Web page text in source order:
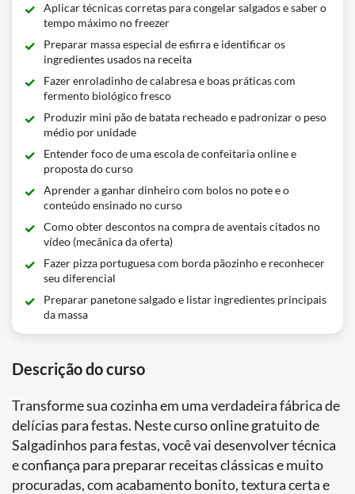
Aplicar técnicas corretas para congelar salgados e saber o
tempo máximo no freezer
Preparar massa especial de esfirra e identificar os
ingredientes usados na receita
Fazer enroladinho de calabresa e boas práticas com
fermento biológico fresco
Produzir mini pão de batata recheado e padronizar o peso
médio por unidade
Entender foco de uma escola de confeitaria online e
proposta do curso
Aprender a ganhar dinheiro com bolos no pote e o
conteúdo ensinado no curso
Como obter descontos na compra de aventais citados no
vídeo (mecânica da oferta)
Fazer pizza portuguesa com borda pãozinho e reconhecer
seu diferencial
Preparar panetone salgado e listar ingredientes principais
da massa
Descrição do curso
Transforme sua cozinha em uma verdadeira fábrica de
delícias para festas. Neste curso online gratuito de
Salgadinhos para festas, você vai desenvolver técnica
e confiança para preparar receitas clássicas e muito
procuradas, com acabamento bonito, textura certa e